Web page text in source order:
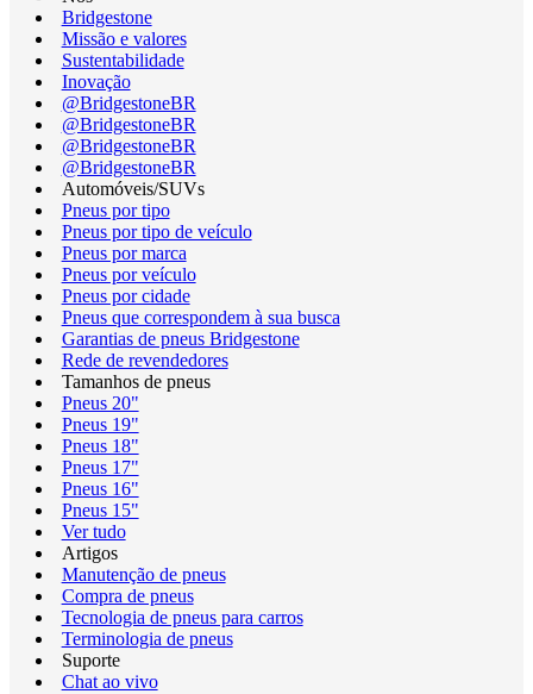
Bridgestone
Missão e valores
Sustentabilidade
Inovação
@BridgestoneBR
@BridgestoneBR
@BridgestoneBR
@BridgestoneBR
Automóveis/SUVs
Pneus por tipo
Pneus por tipo de veículo
Pneus por marca
Pneus por veículo
Pneus por cidade
Pneus que correspondem à sua busca
Garantias de pneus Bridgestone
Rede de revendedores
Tamanhos de pneus
Pneus 20"
Pneus 19"
Pneus 18"
Pneus 17"
Pneus 16"
Pneus 15"
Ver tudo
Artigos
Manutenção de pneus
Compra de pneus
Tecnologia de pneus para carros
Terminologia de pneus
Suporte
Chat ao vivo